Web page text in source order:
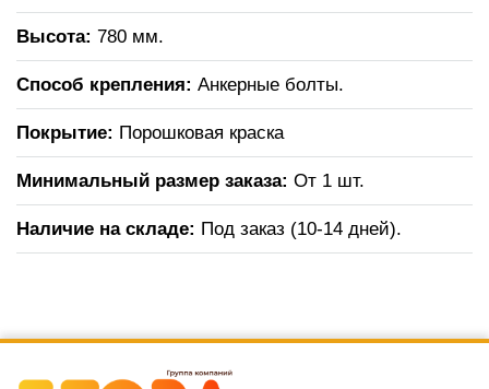
Высота: 780 мм.
Способ крепления: Анкерные болты.
Покрытие: Порошковая краска
Минимальный размер заказа: От 1 шт.
Наличие на складе: Под заказ (10-14 дней).